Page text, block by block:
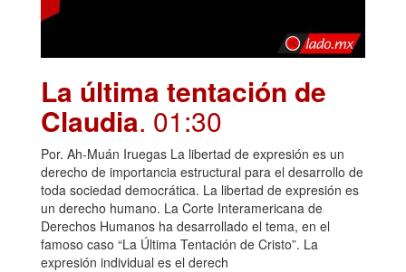
La última tentación de
Claudia. 01:30
Por. Ah-Muán Iruegas La libertad de expresión es un
derecho de importancia estructural para el desarrollo de
toda sociedad democrática. La libertad de expresión es
un derecho humano. La Corte Interamericana de
Derechos Humanos ha desarrollado el tema, en el
famoso caso “La Última Tentación de Cristo”. La
expresión individual es el derech